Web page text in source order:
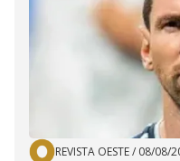
REVISTA OESTE/ 08/08/